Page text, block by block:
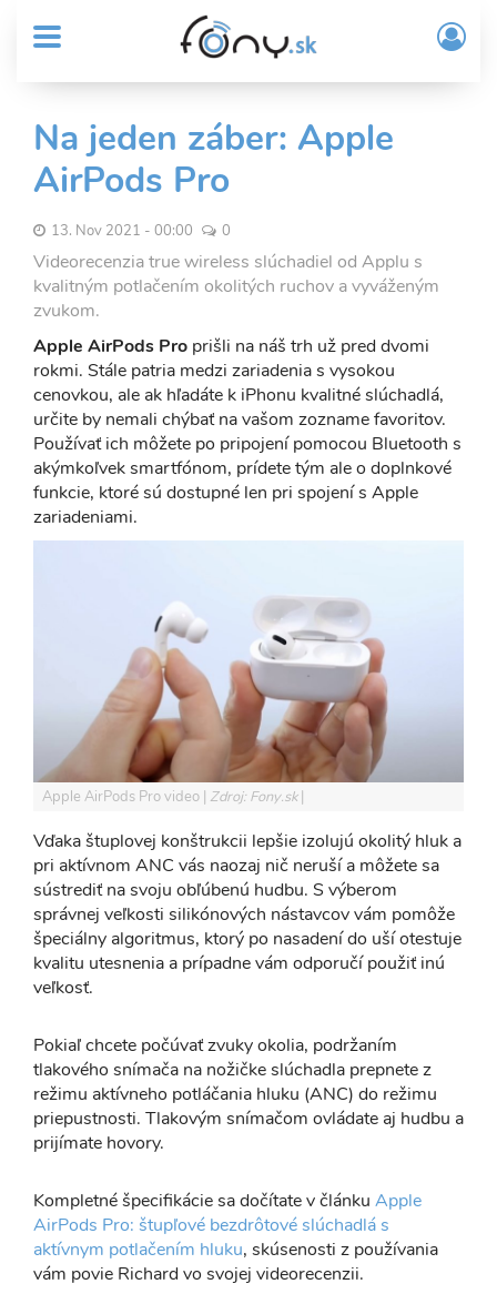
obsah
MENU
Sub
Header
menu
User
account
menu
/
Na jeden záber: Apple
AirPods Pro
13. Nov 2021 - 00:00 0
Videorecenzia true wireless slúchadiel od Applu s
kvalitným potlačením okolitých ruchov a vyváženým
zvukom.
Apple AirPods Pro prišli na náš trh už pred dvomi
rokmi. Stále patria medzi zariadenia s vysokou
cenovkou, ale ak hľadáte k iPhonu kvalitné slúchadlá,
určite by nemali chýbať na vašom zozname favoritov.
Používať ich môžete po pripojení pomocou Bluetooth s
akýmkoľvek smartfónom, prídete tým ale o doplnkové
funkcie, ktoré sú dostupné len pri spojení s Apple
zariadeniami.
Apple AirPods Pro video Zdroj: Fony.sk
Vďaka štuplovej konštrukcii lepšie izolujú okolitý hluk a
pri aktívnom ANC vás naozaj nič neruší a môžete sa
sústrediť na svoju obľúbenú hudbu. S výberom
správnej veľkosti silikónových nástavcov vám pomôže
špeciálny algoritmus, ktorý po nasadení do uší otestuje
kvalitu utesnenia a prípadne vám odporučí použiť inú
veľkosť.
Pokiaľ chcete počúvať zvuky okolia, podržaním
tlakového snímača na nožičke slúchadla prepnete z
režimu aktívneho potláčania hluku (ANC) do režimu
priepustnosti. Tlakovým snímačom ovládate aj hudbu a
prijímate hovory.
Kompletné špecifikácie sa dočítate v článku Apple
AirPods Pro: štupľové bezdrôtové slúchadlá s
aktívnym potlačením hluku, skúsenosti z používania
vám povie Richard vo svojej videorecenzii.